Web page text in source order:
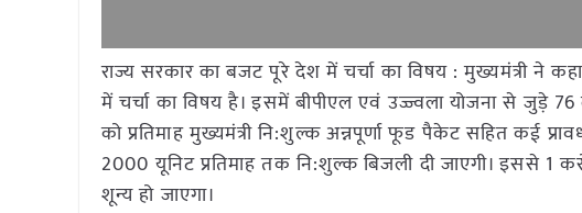
राज्य सरकार का बजट पूरे देश में चर्चा का विषय : मुख्यमंत्री ने
में चर्चा का विषय है। इसमें बीपीएल एवं उज्ज्वला योजना से जुड़े
को प्रतिमाह मुख्यमंत्री नि:शुल्क अन्नपूर्णा फूड पैकेट सहित कई
2000 यूनिट प्रतिमाह तक नि:शुल्क बिजली दी जाएगी। इससे 1
शून्य हो जाएगा।